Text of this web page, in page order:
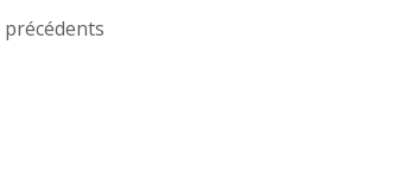
précédents